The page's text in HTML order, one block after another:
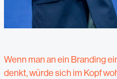
Wenn man an ein Branding
denkt, würde sich im Kopf